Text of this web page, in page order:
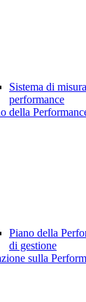
Sistema di
performance
della
Piano della
di gestione
sulla